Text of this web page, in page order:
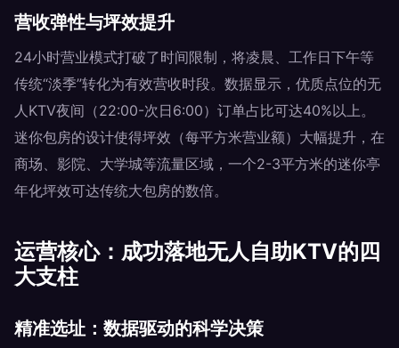
营收弹性与坪效提升
24小时营业模式打破了时间限制，将凌晨、工作日下午等
传统“淡季”转化为有效营收时段。数据显示，优质点位的无
人KTV夜间（22:00-次日6:00）订单占比可达40%以上。
迷你包房的设计使得坪效（每平方米营业额）大幅提升，在
商场、影院、大学城等流量区域，一个2-3平方米的迷你亭
年化坪效可达传统大包房的数倍。
运营核心：成功落地无人自助KTV的四
大支柱
精准选址：数据驱动的科学决策